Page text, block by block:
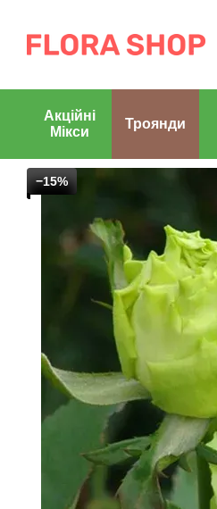
Акційні
Мікси
Троянди
−15%